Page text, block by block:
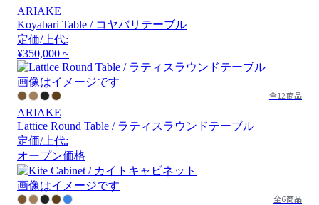
ARIAKE
Koyabari Table / コヤバリテーブル
定価/上代:
¥350,000 ~
画像はイメージです
全12商品
ARIAKE
Lattice Round Table / ラティスラウンドテーブル
定価/上代:
オープン価格
画像はイメージです
全6商品